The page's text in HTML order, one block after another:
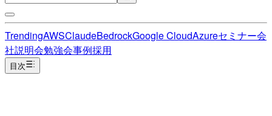
TrendingAWSClaudeBedrockGoogle CloudAzureセミナー会
社説明会勉強会事例採用
目次